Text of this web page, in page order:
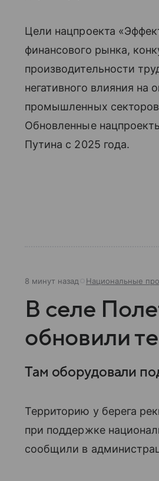
Цели нацпроекта
финансового рынка,
производительности
негативного влияния
промышленных
Обновленные
Путина с 2025 года.
8 минут назад Национальные
В селе
обновили
Там оборудовали
Территорию у берега
при поддержке
сообщили в